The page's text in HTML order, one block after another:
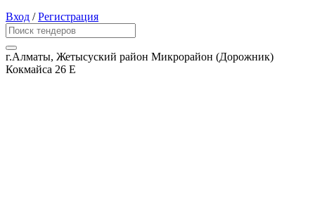
Вход /Регистрация
г.Алматы, Жетысуский район Микрорайон (Дорожник)
Кокмайса 26 Е